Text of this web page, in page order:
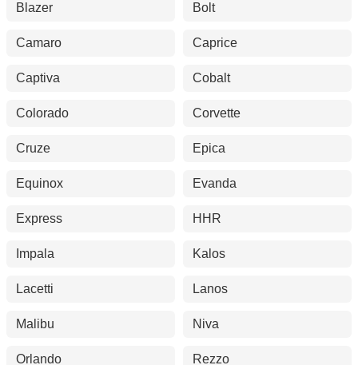
Blazer Bolt
Camaro Caprice
Captiva Cobalt
Colorado Corvette
Cruze Epica
Equinox Evanda
Express HHR
Impala Kalos
Lacetti Lanos
Malibu Niva
Orlando Rezzo